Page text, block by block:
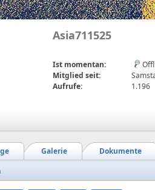
Asia711525
Ist momentan:
Mitglied seit:
Aufrufe:
1.196
Dokumente
Galerie